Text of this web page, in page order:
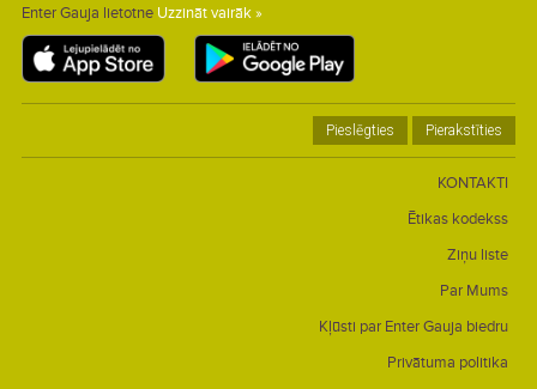
Enter Gauja lietotne Uzzināt vairāk »
Pieslēgties Pierakstīties
KONTAKTI
Ētikas kodekss
Ziņu liste
Par Mums
Kļūsti par Enter Gauja biedru
Privātuma politika